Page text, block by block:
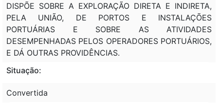
DISPÕE SOBRE A EXPLORAÇÃO DIRETA E INDIRETA,
PELA UNIÃO, DE PORTOS E INSTALAÇÕES
PORTUÁRIAS E SOBRE AS ATIVIDADES
DESEMPENHADAS PELOS OPERADORES PORTUÁRIOS,
E DÁ OUTRAS PROVIDÊNCIAS.
Situação:
Convertida